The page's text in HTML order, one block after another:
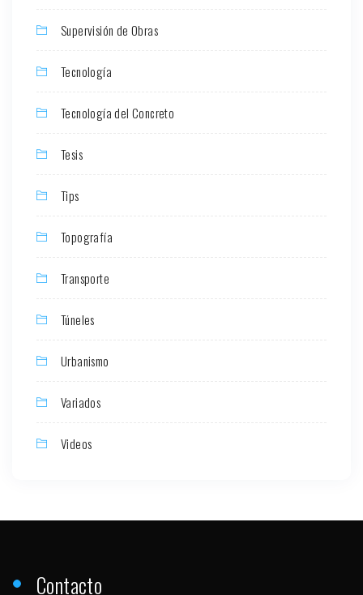
Supervisión de Obras
Tecnología
Tecnología del Concreto
Tesis
Tips
Topografía
Transporte
Túneles
Urbanismo
Variados
Videos
Contacto